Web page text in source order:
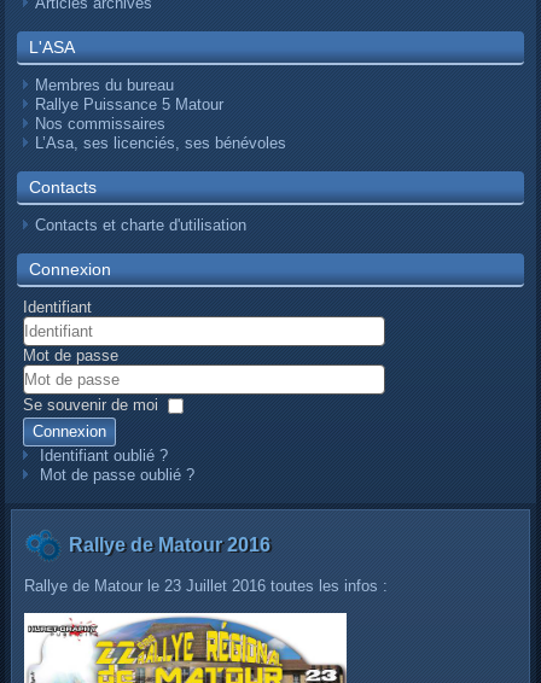
L'ASA
Membres du bureau
Rallye Puissance 5 Matour
Nos commissaires
L’Asa, ses licenciés, ses bénévoles
Contacts
Contacts et charte d'utilisation
Connexion
Identifiant
Mot de passe
Se souvenir de moi
Connexion
Identifiant oublié ?
Mot de passe oublié ?
Rallye de Matour 2016
Rallye de Matour le 23 Juillet 2016 toutes les infos :